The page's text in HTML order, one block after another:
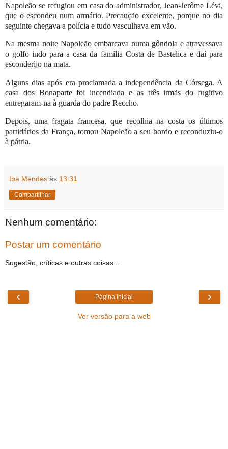
Napoleão se refugiou em casa do administrador, Jean-Jerôme Lévi,
que o escondeu num armário. Precaução excelente, porque no dia
seguinte chegava a polícia e tudo vasculhava em vão.
Na mesma noite Napoleão embarcava numa gôndola e atravessava
o golfo indo para a casa da família Costa de Bastelica e daí para
esconderijo na mata.
Alguns dias após era proclamada a independência da Córsega. A
casa dos Bonaparte foi incendiada e as três irmãs do fugitivo
entregaram-na à guarda do padre Reccho.
Depois, uma fragata francesa, que recolhia na costa os últimos
partidários da França, tomou Napoleão a seu bordo e reconduziu-o
à pátria.
Iba Mendes às 13:31
Compartilhar
Nenhum comentário:
Postar um comentário
Sugestão, críticas e outras coisas...
‹ ›
Página inicial
Ver versão para a web